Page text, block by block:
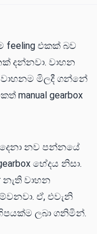
feeling එකක් බව
දන්නවා. වාහන
වාහනම මිලදී ගන්නේ
manual gearbox
නව පන්නයේ
භේදය නිසා.
වාහන
ඒ, එවැනි
ලබා ගනිමින්.